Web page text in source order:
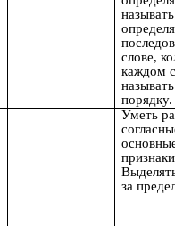
слове,
каждом
порядку.
Уметь
за